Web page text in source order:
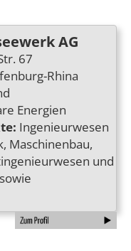
AG
67
Rhina
Energien
Ingenieurwesen
Maschinenbau,
und